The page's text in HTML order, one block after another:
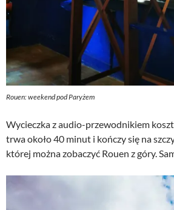
Rouen: weekend pod Paryżem
Wycieczka z audio-przewodnikiem
trwa około 40 minut i kończy się na
której można zobaczyć Rouen z góry.